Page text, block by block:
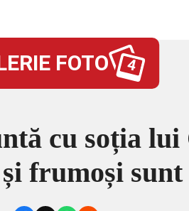
și frumoși suntFOTO 4
cu soția lui
frumoși sunt